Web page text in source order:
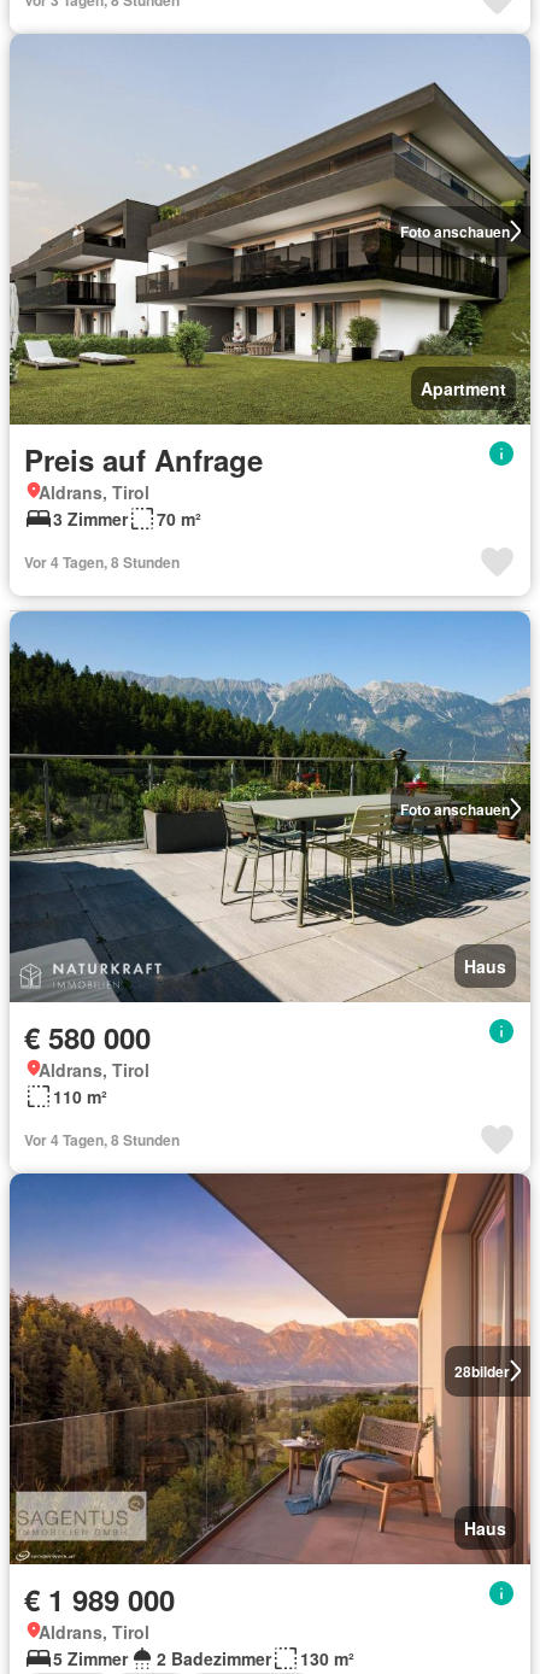
Foto anschauen
Apartment
Preis auf Anfrage
Aldrans, Tirol
3 Zimmer
70 m²
Vor 4 Tagen, 8 Stunden
Foto anschauen
Haus
€ 580 000
Aldrans, Tirol
110 m²
Vor 4 Tagen, 8 Stunden
28bilder
Haus
€ 1 989 000
Aldrans, Tirol
5 Zimmer
2 Badezimmer
130 m²